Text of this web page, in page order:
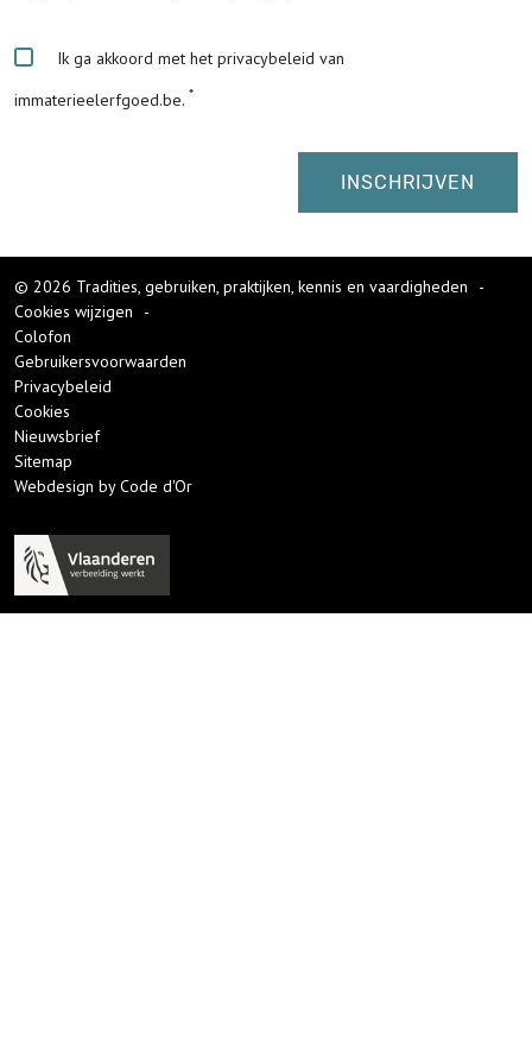
Ik ga akkoord met het privacybeleid van
immaterieelerfgoed.be.
© 2026 Tradities, gebruiken, praktijken, kennis en vaardigheden
-
Cookies wijzigen
-
Colofon
Gebruikersvoorwaarden
Privacybeleid
Cookies
Nieuwsbrief
Sitemap
Webdesign by Code d'Or